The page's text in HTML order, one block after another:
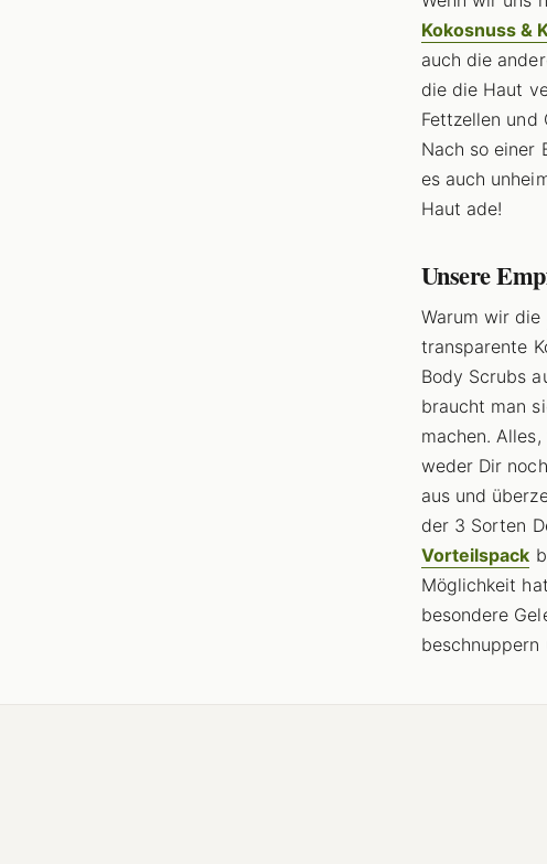
Kokosnuss &
auch die
die die Haut
Fettzellen
Nach so einer
es auch
Haut ade!
Unsere
Warum wir die
transparente
Body Scrubs
braucht man
machen.
weder Dir
aus und
der 3 Sorten
Vorteilspack
Möglichkeit
besondere
beschnuppern